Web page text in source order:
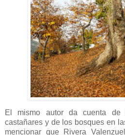
El mismo autor da cuenta
castañares y de los bosques en
mencionar que Rivera